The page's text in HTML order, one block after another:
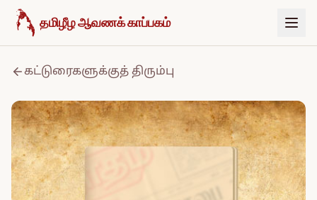
உள்ளடக்கத்திற்குச் செல்க
தமிழீழ ஆவணக் காப்பகம்
கட்டுரைகளுக்குத் திரும்பு